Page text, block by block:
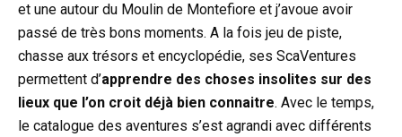
et une autour du Moulin de Montefiore et j’avoue avoir
passé de très bons moments. A la fois jeu de piste,
chasse aux trésors et encyclopédie, ses ScaVentures
permettent d’apprendre des choses insolites sur des
lieux que l’on croit déjà bien connaitre. Avec le temps,
le catalogue des aventures s’est agrandi avec différents